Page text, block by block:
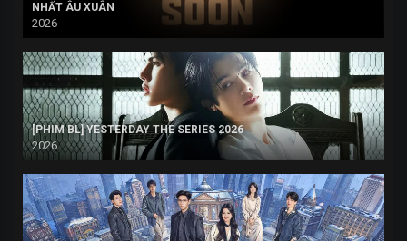
NHẤT ÂU XUÂN
2026
[PHIM BL] YESTERDAY THE SERIES 2026
2026